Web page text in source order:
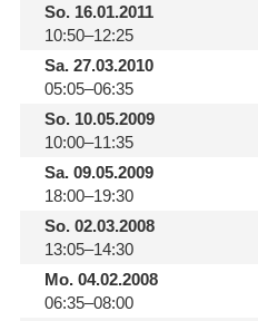
So.16.01.2011
10:50–12:25
Sa.27.03.2010
05:05–06:35
So.10.05.2009
10:00–11:35
Sa.09.05.2009
18:00–19:30
So.02.03.2008
13:05–14:30
Mo.04.02.2008
06:35–08:00